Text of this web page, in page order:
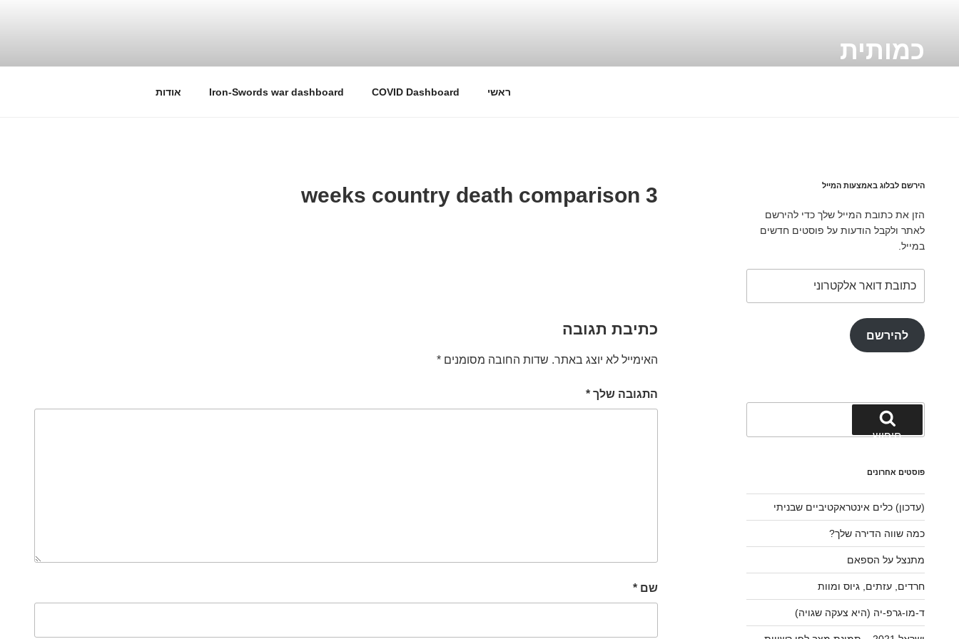
כמותית
ראשי COVID Dashboard
Iron-Swords war dashboard אודות
3 weeks country death comparison
כתיבת תגובה
האימייל לא יוצג באתר. שדות החובה מסומנים*
התגובה שלך*
שם*
הירשם לבלוג באמצעות המייל
הזן את כתובת המייל שלך כדי להירשם
לאתר ולקבל הודעות על פוסטים חדשים
במייל.
דואר
להירשם
חפש:
חיפוש
פוסטים אחרונים
(עדכון) כלים אינטראקטיביים שבניתי
כמה שווה הדירה שלך?
מתנצל על הספאם
חרדים, עזתים, גיוס ומוות
ד-מו-גרפ-יה (היא צעקה שגויה)